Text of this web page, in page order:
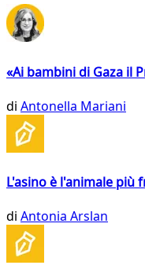
«Ai bambini di Gaza il
di Antonella Mariani
L'asino è l'animale più
di Antonia Arslan